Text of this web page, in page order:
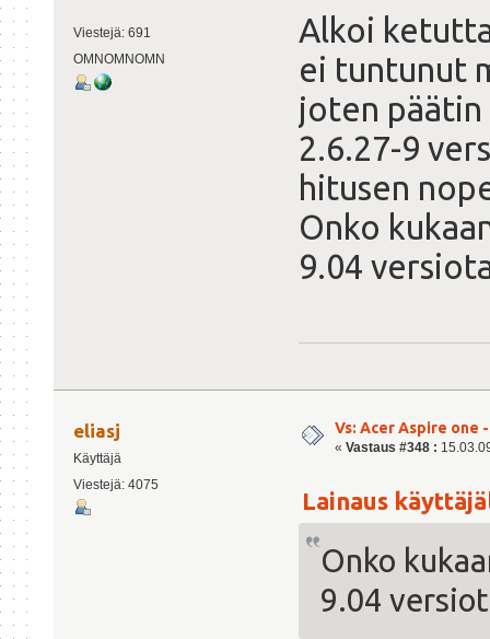
Viestejä: 691
OMNOMNOMN
Alkoi
ei tuntunut
joten päätin
2.6.27-9
hitusen
Onko
9.04
eliasj
Käyttäjä
Viestejä: 4075
Vs: Acer Aspire one
« Vastaus #348 :
Lainaus
Onko
9.04